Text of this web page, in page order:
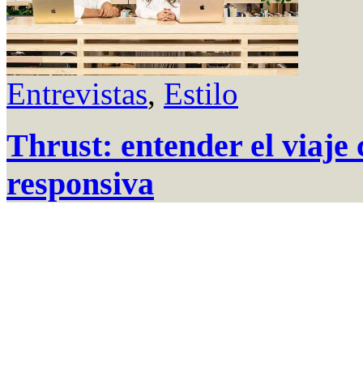
Entrevistas, Estilo
Thrust: entender el viaje
responsiva